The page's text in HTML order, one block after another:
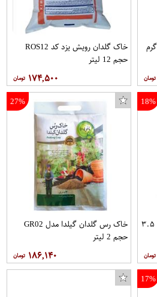
خاک گلدان رویش یزد کد ROS12
حجم 12 لیتر
۱۷۴,۵۰۰
18%
خاک گلدان رویش مدل LC3 وزن ۳.۵
27%
خاک رس گلدان گیلدا مدل GR02
حجم 2 لیتر
۱۸۶,۱۴۰
17%